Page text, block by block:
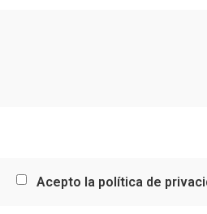
Acepto la política de